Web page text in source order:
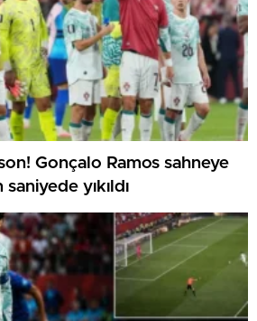
Gonçalo Ramos sahneye
saniyede yıkıldı